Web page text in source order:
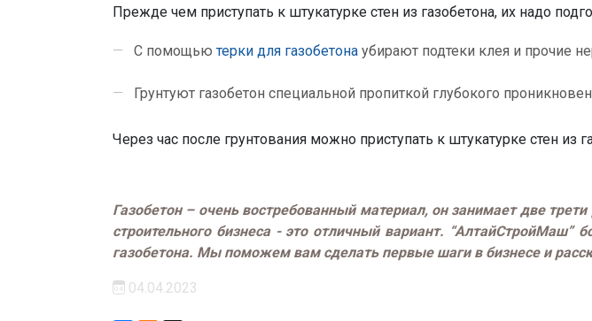
Прежде чем приступать к штукатурке стен из газобетона, их надо
С помощью терки для газобетона убирают подтеки клея и прочие
Грунтуют газобетон специальной пропиткой глубокого
Через час после грунтования можно приступать к штукатурке стен из
Газобетон – очень востребованный материал, он занимает две
строительного бизнеса - это отличный вариант. “АлтайСтройМаш”
газобетона. Мы поможем вам сделать первые шаги в бизнесе и
04.04.2023